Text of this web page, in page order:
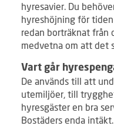
hyresavier. Du
hyreshöjning för
redan borträknat från
medvetna om att det
Vart går
De används till att
utemiljöer, till
hyresgäster en bra
Bostäders enda intäkt.